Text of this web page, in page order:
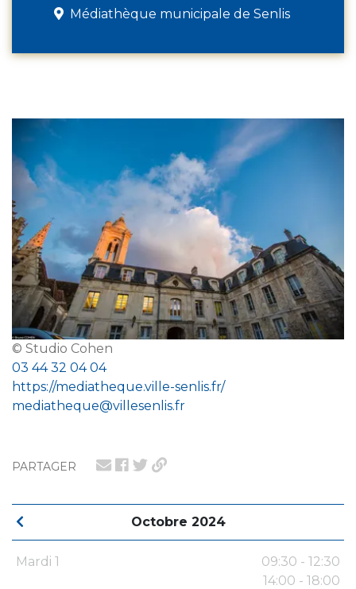
PARTAGER
Octobre 2024
Mardi 1
09:30 - 12:30
14:00 - 18:00
Médiathèque municipale de Senlis
© Studio Cohen
03 44 32 04 04
https://mediatheque.ville-senlis.fr/
mediatheque@villesenlis.fr